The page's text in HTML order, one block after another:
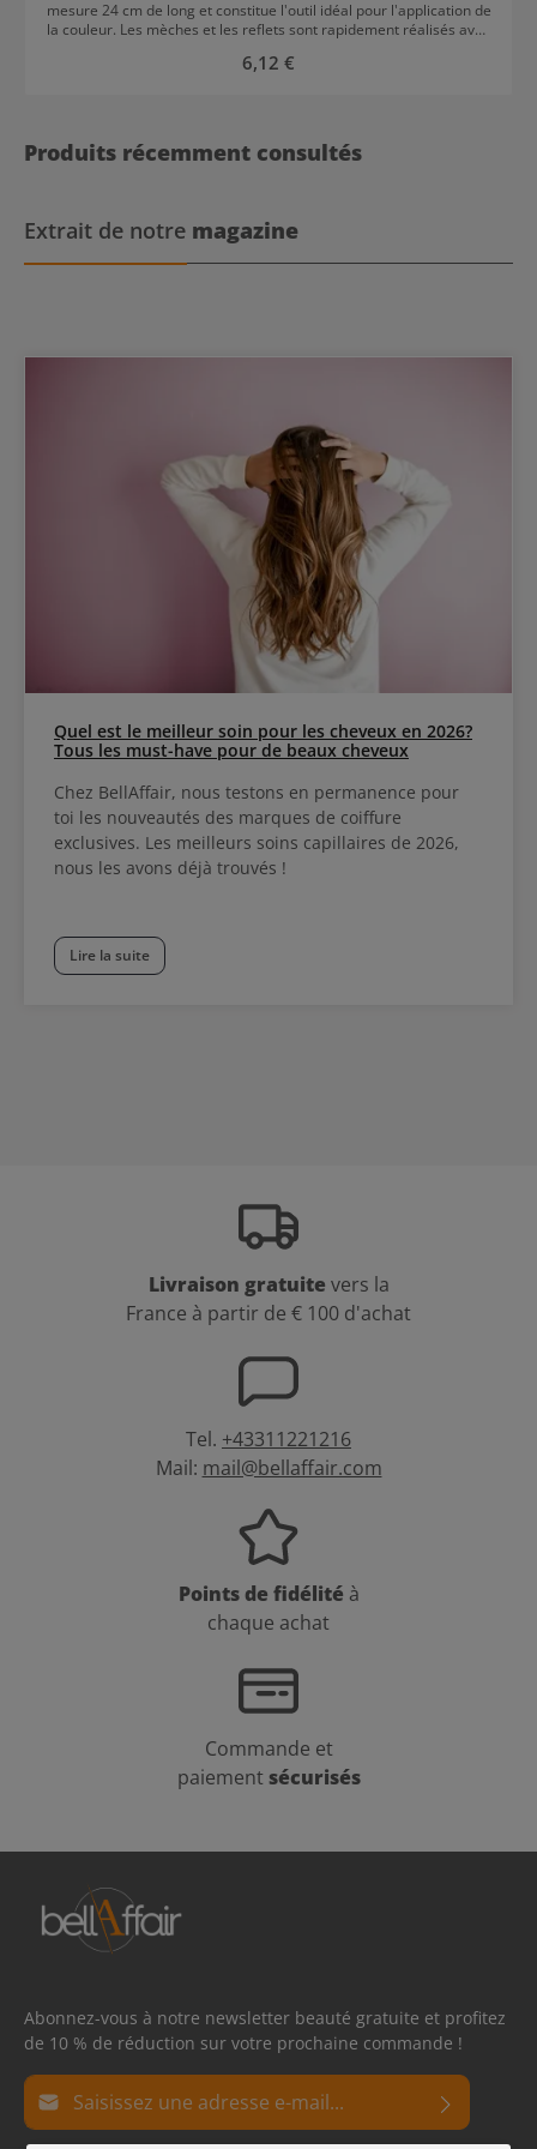
mesure 24 cm de long et constitue l'outil idéal pour l'application de
la couleur. Les mèches et les reflets sont rapidement réalisés avec
chaleur, aux produits capillaires et aux produits chimiques. Le
Prix régulier :
6,12 €
Produits récemment consultés
Extrait de notre magazine
Quel est le meilleur soin pour les cheveux en 2026?
Tous les must-have pour de beaux cheveux
Chez BellAffair, nous testons en permanence pour
toi les nouveautés des marques de coiffure
exclusives. Les meilleurs soins capillaires de 2026,
nous les avons déjà trouvés !
Lire la suite
Livraison gratuite vers la
France à partir de € 100 d'achat
Tel. +43311221216
Mail: mail@bellaffair.com
Points de fidélité à
chaque achat
Commande et
paiement sécurisés
Abonnez-vous à notre newsletter beauté gratuite et profitez
de 10 % de réduction sur votre prochaine commande !
Adresse e-mail*